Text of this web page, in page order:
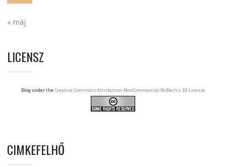
« máj
LICENSZ
Blog under the Creative Commons Attribution-NonCommercial-NoDerivs 3.0 License
CIMKEFELHŐ